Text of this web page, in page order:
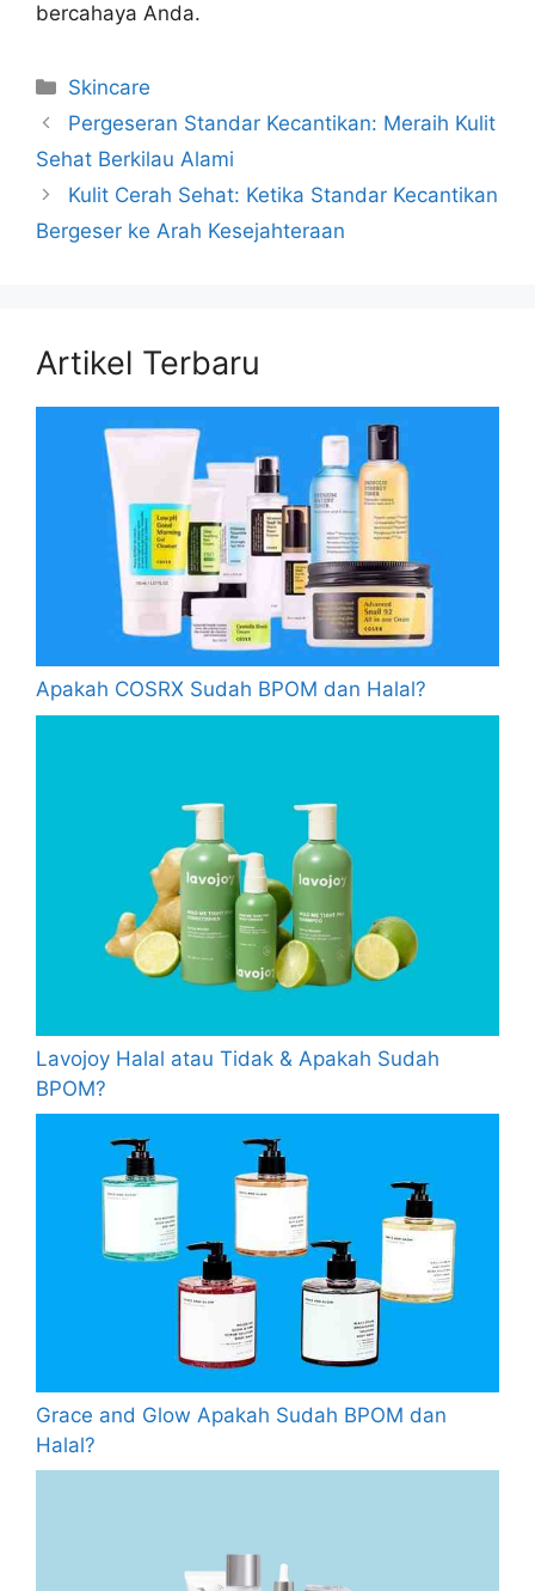
bercahaya Anda.
Kategori
Skincare
Pergeseran Standar Kecantikan: Meraih Kulit
Sehat Berkilau Alami
Kulit Cerah Sehat: Ketika Standar Kecantikan
Bergeser ke Arah Kesejahteraan
Artikel Terbaru
Apakah COSRX Sudah BPOM dan Halal?
Lavojoy Halal atau Tidak & Apakah Sudah
BPOM?
Grace and Glow Apakah Sudah BPOM dan
Halal?